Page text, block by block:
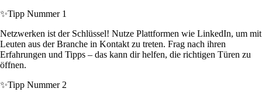
✨Tipp Nummer 1
Netzwerken ist der Schlüssel! Nutze Plattformen wie LinkedIn, um mit
Leuten aus der Branche in Kontakt zu treten. Frag nach ihren
Erfahrungen und Tipps – das kann dir helfen, die richtigen Türen zu
öffnen.
✨Tipp Nummer 2